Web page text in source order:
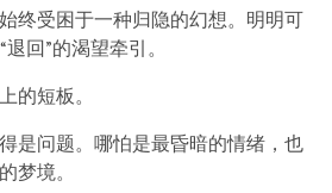
终受困于一种归隐的幻想。明明可
回”的渴望牵引。
的短板。
是问题。哪怕是最昏暗的情绪，也
梦境。